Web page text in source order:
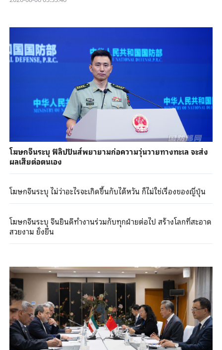
โฆษกจีนระบุ ฟิลิปปินส์พยายามก่อความวุ่นวายทางทะเล จะส่ง
ผลเสียต่อตนเอง
โฆษกจีนระบุ ไม่ว่าอะไรจะเกิดขึ้นกับไต้หวัน ก็ไม่ใช่เรื่องของญี่ปุ่น
โฆษกจีนระบุ จีนยินดีทำงานร่วมกับทุกฝ่ายต่อไป สร้างโลกที่สะอาด
สวยงาม ยั่งยืน